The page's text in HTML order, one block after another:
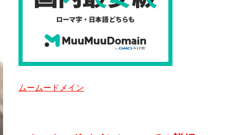
ムームードメイン